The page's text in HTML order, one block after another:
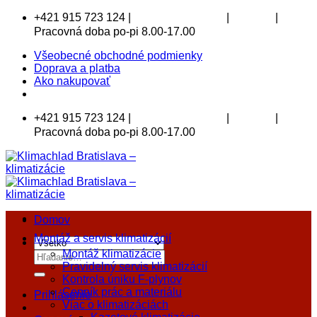
Skip
+421 915 723 124 |
Pracovná doba po-pi 8.00-17.00
Všeobecné obchodné podmienky
Doprava a platba
Ako nakupovať
+421 915 723 124 |
Pracovná doba po-pi 8.00-17.00
Hľadať:
Prihlásenie
Domov
Montáž a servis klimatizácií
Montáž klimatizácie
Pravidelný servis klimatizácií
Kontrola úniku F-plynov
Cenník prác a materiálu
Viac o klimatizáciách